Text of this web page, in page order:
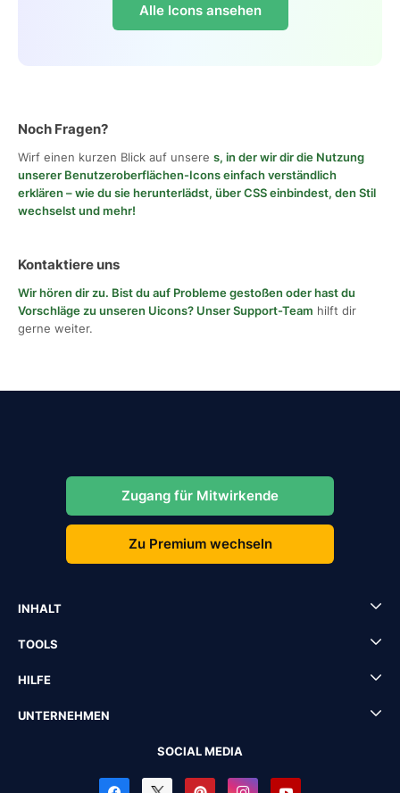
Alle Icons ansehen
Noch Fragen?
Wirf einen kurzen Blick auf unsere s, in der wir dir die Nutzung
unserer Benutzeroberflächen-Icons einfach verständlich
erklären – wie du sie herunterlädst, über CSS einbindest, den Stil
wechselst und mehr!
Kontaktiere uns
Wir hören dir zu. Bist du auf Probleme gestoßen oder hast du
Vorschläge zu unseren Uicons? Unser Support-Team hilft dir
gerne weiter.
Zugang für Mitwirkende
Zu Premium wechseln
INHALT
TOOLS
HILFE
UNTERNEHMEN
SOCIAL MEDIA